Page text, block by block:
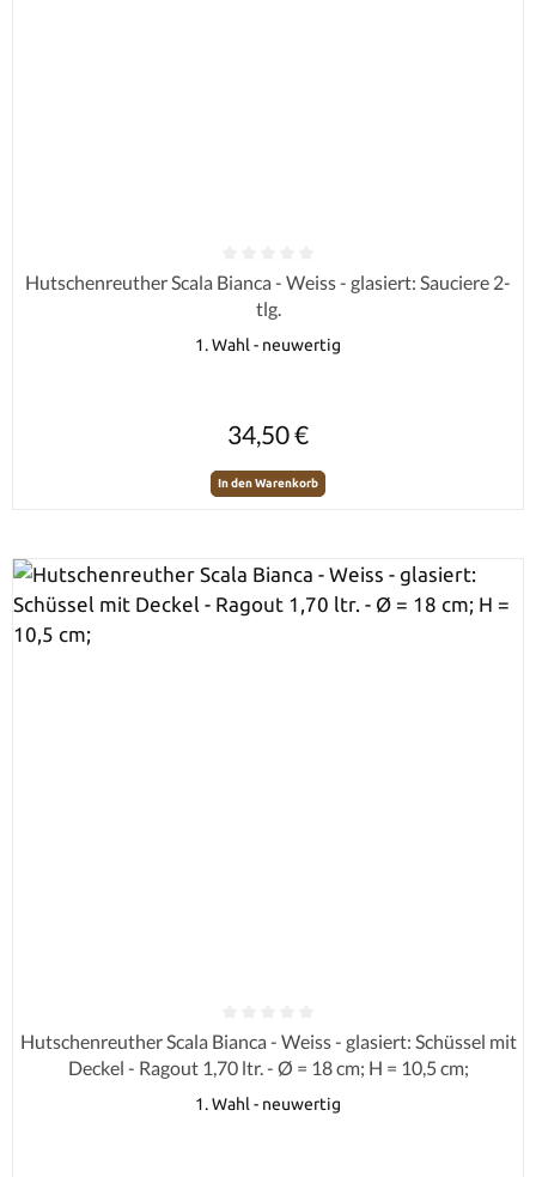
Durchschnittliche Bewertung von 0 von 5 Sternen
Hutschenreuther Scala Bianca - Weiss - glasiert: Sauciere 2-
tlg.
1. Wahl - neuwertig
34,50 €
In den Warenkorb
Durchschnittliche Bewertung von 0 von 5 Sternen
Hutschenreuther Scala Bianca - Weiss - glasiert: Schüssel mit
Deckel - Ragout 1,70 ltr. - Ø = 18 cm; H = 10,5 cm;
1. Wahl - neuwertig